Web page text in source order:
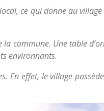
ce qui donne au
commune. Une table
environnants.
En effet, le village